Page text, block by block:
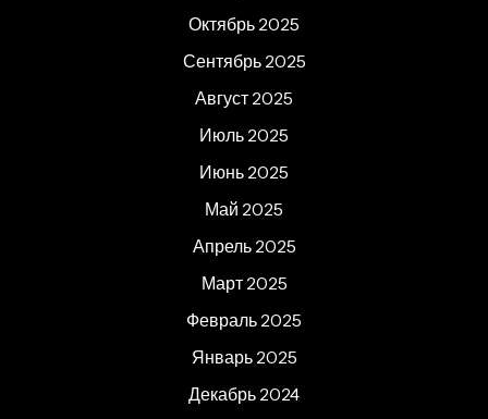
Октябрь 2025
Сентябрь 2025
Август 2025
Июль 2025
Июнь 2025
Май 2025
Апрель 2025
Март 2025
Февраль 2025
Январь 2025
Декабрь 2024